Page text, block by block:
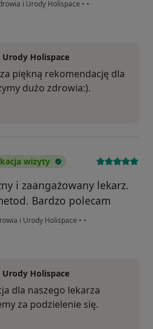
i Urody Holispace • •
Holispace
piękną rekomendację dla
dużo zdrowia:).
wizyty
i zaangażowany lekarz.
Bardzo polecam
i Urody Holispace • •
Holispace
dla naszego lekarza
za podzielenie się.